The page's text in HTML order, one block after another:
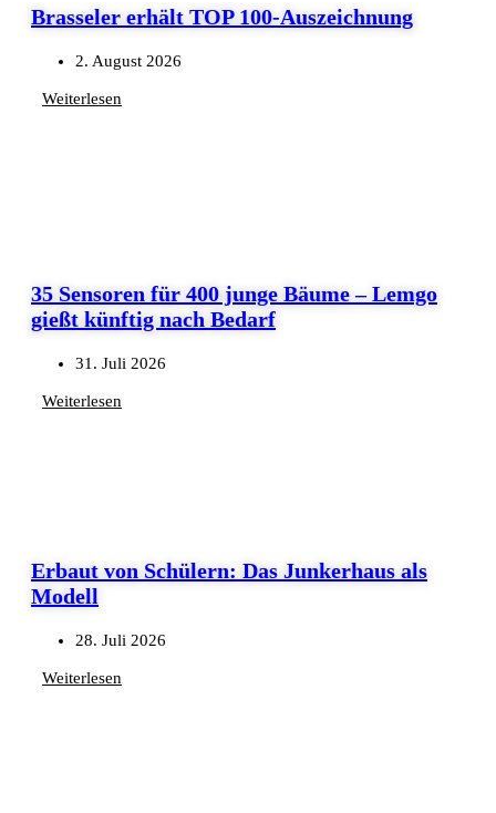
Brasseler erhält TOP 100-Auszeichnung
2. August 2026
Weiterlesen
35 Sensoren für 400 junge Bäume – Lemgo
gießt künftig nach Bedarf
31. Juli 2026
Weiterlesen
Erbaut von Schülern: Das Junkerhaus als
Modell
28. Juli 2026
Weiterlesen